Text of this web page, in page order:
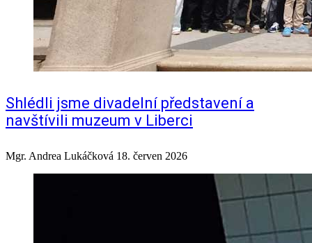
Shlédli jsme divadelní představení a
navštívili muzeum v Liberci
Mgr. Andrea Lukáčková 18. červen 2026